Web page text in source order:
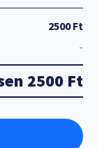
2500 Ft
-
2500 Ft